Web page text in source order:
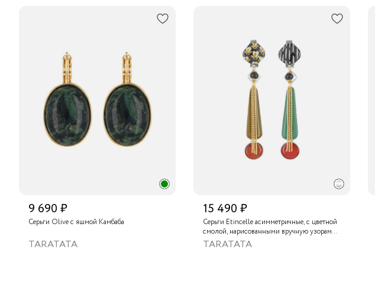
9 690 ₽
Серьги Olive с яшмой Камбаба
TARATATA
15 490 ₽
Серьги Etincelle асимметричные, с цветной
смолой, нарисованными вручную узорами,
слюдяным порошком, стеклянной бусиной,
тонированным гематитом и золотой
TARATATA